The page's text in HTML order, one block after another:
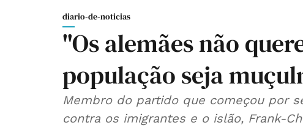
diario-de-noticias
"Os alemães não
população seja
Membro do partido que começou por
contra os imigrantes e o islão, Frank-